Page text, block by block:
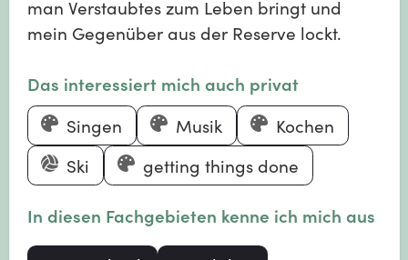
man Verstaubtes zum Leben bringt und
mein Gegenüber aus der Reserve lockt.
Das interessiert mich auch privat
Singen
Musik
Kochen
Ski
getting things done
In diesen Fachgebieten kenne ich mich aus